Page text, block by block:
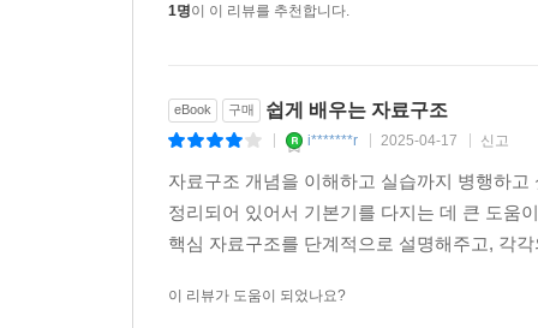
01 해시 테이블
1 해시 테이블이란
2 해시 테이블의 객체 구조
02 해시 함수
1 나누기 방법
2 곱하기 방법
1명이 이 리뷰를 추천합니다.
eBook 구매 쉽게 배우는 자료구조
i*******r 2025-04-17 신고
자료구조 개념을 이해하고 실습까지 병행하
정리되어 있어서 기본기를 다지는 데 큰 도움
핵심 자료구조를 단계적으로 설명해주고, 각
이 리뷰가 도움이 되었나요?